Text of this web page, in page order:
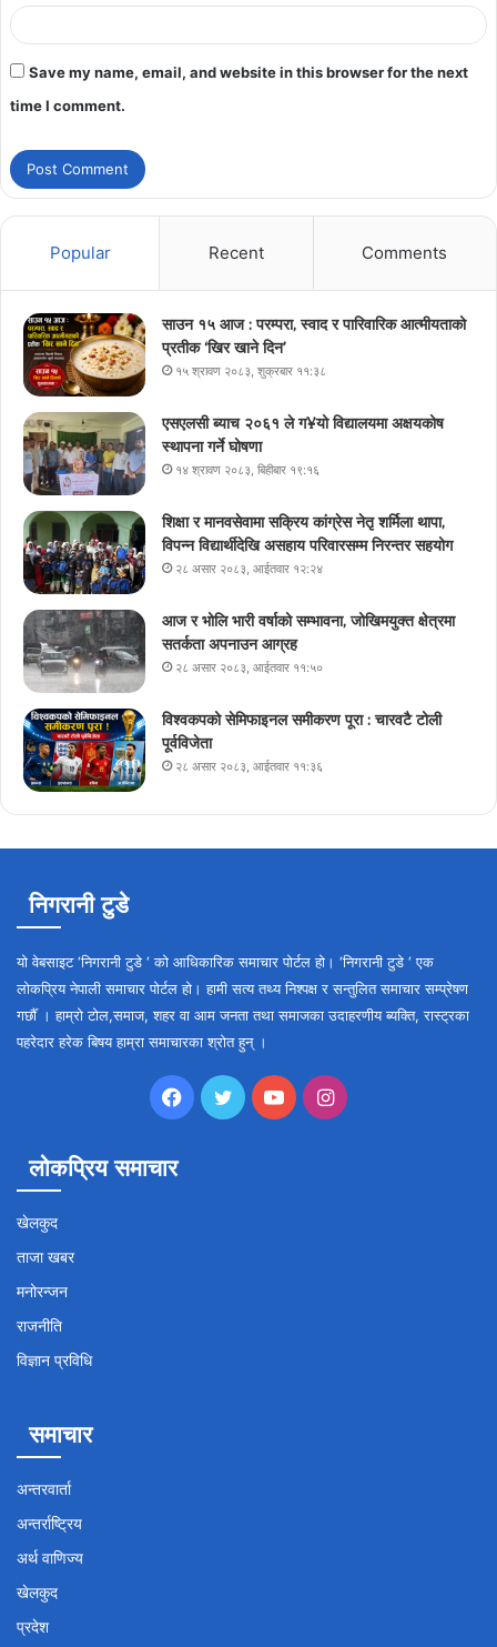
Save my name, email, and website in this browser for the next
time I comment.
Popular Recent Comments
साउन १५ आज : परम्परा, स्वाद र पारिवारिक आत्मीयताको
प्रतीक ‘खिर खाने दिन’
१५ श्रावण २०८३, शुक्रबार ११:३८
एसएलसी ब्याच २०६१ ले ग¥यो विद्यालयमा अक्षयकोष
स्थापना गर्ने घोषणा
१४ श्रावण २०८३, बिहीबार १९:१६
शिक्षा र मानवसेवामा सक्रिय कांग्रेस नेतृ शर्मिला थापा,
विपन्न विद्यार्थीदेखि असहाय परिवारसम्म निरन्तर सहयोग
२८ असार २०८३, आईतवार १२:२४
आज र भोलि भारी वर्षाको सम्भावना, जोखिमयुक्त क्षेत्रमा
सतर्कता अपनाउन आग्रह
२८ असार २०८३, आईतवार ११:५०
विश्वकपको सेमिफाइनल समीकरण पूरा : चारवटै टोली
पूर्वविजेता
२८ असार २०८३, आईतवार ११:३६
निगरानी टुडे
यो वेबसाइट ‘निगरानी टुडे ‘ को आधिकारिक समाचार पोर्टल हो। ‘निगरानी टुडे ‘ एक
लोकप्रिय नेपाली समाचार पोर्टल हो। हामी सत्य तथ्य निश्पक्ष र सन्तुलित समाचार सम्प्रेषण
गर्छौँ । हाम्रो टोल,समाज, शहर वा आम जनता तथा समाजका उदाहरणीय ब्यक्ति, रास्ट्रका
पहरेदार हरेक बिषय हाम्रा समाचारका श्रोत हुन् ।
Facebook
TwitterYouTubeInstagram
लोकप्रिय समाचार
खेलकुद
ताजा खबर
मनोरन्जन
राजनीति
विज्ञान प्रविधि
समाचार
अन्तरवार्ता
अन्तर्राष्ट्रिय
अर्थ वाणिज्य
खेलकुद
प्रदेश